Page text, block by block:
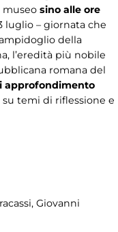
museo sino alle ore
luglio – giornata che
della
l’eredità più nobile
romana del
approfondimento
temi di riflessione e
Giovanni